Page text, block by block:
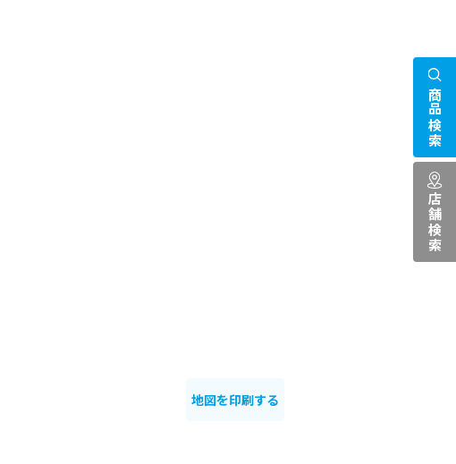
地図を印刷する
商品検索
店舗検索